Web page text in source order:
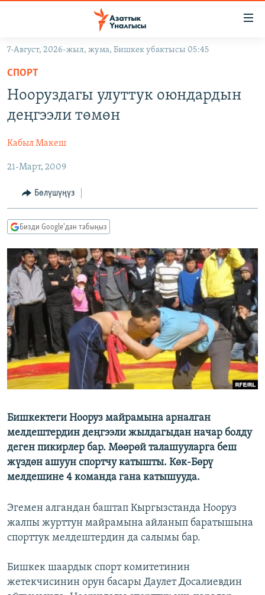
Навигацияга
өтүңүз
Издөөгө
салыңызКЫРГЫЗСТАН
ЭКОНОМИКА
МАДАНИЯТ
ДҮЙНӨ
БОРБОР АЗИЯ
АТАЙЫН ИЛИКТӨӨ
ТВ ПРОГРАММАЛАР
БҮГҮН АЗАТТЫКТА
БИЗ ЖАНА ДҮЙНӨ
ДАНИСТЕ
ЭЖЕ-СИҢДИЛЕР
АЗАТТЫК+
ЫҢГАЙСЫЗ СУРООЛОР
ПОДКАСТ
ӨЗГӨЧӨ ПИКИР
ОНЛАЙН ШЕРИНЕ
ЭЕ/АРнун бардык сайттары
7-Август, 2026-жыл, жума, Бишкек убактысы 05:45
СПОРТ
Нооруздагы улуттук оюндардын
деңгээли төмөн
Кабыл Макеш
21-Март, 2009
Бөлүшүңүз
Бизди Google'дан табыңыз
Бишкектеги Нооруз майрамына арналган
мелдештердин деңгээли жылдагыдан начар болду
деген пикирлер бар. Мөөрөй талашууларга беш
жүздөн ашуун спортчу катышты. Көк-Бөрү
мелдешине 4 команда гана катышууда.
Эгемен алгандан баштап Кыргызстанда Нооруз
жалпы журттун майрамына айланып баратышына
спорттук мелдештердин да салымы бар.
Бишкек шаардык спорт комитетинин
жетекчисинин орун басары Даулет Досалиевдин